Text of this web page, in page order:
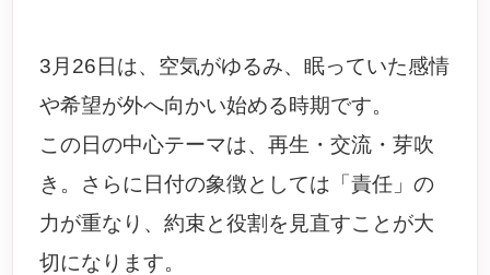
3月26日は、空気がゆるみ、眠っていた感情
や希望が外へ向かい始める時期です。
この日の中心テーマは、再生・交流・芽吹
き。さらに日付の象徴としては「責任」の
力が重なり、約束と役割を見直すことが大
切になります。